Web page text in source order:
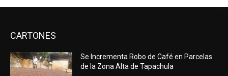
CARTONES
Se Incrementa Robo de Café en Parcelas
de la Zona Alta de Tapachula